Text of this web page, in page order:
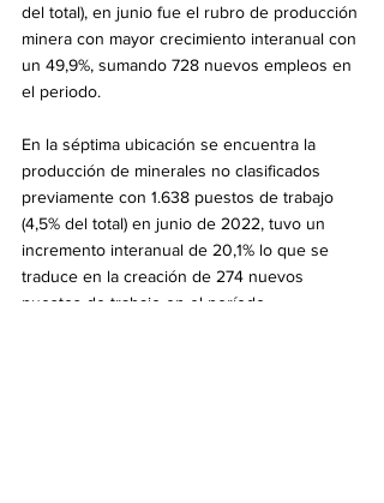
del total), en junio fue el rubro de producción
minera con mayor crecimiento interanual con
un 49,9%, sumando 728 nuevos empleos en
el periodo.
En la séptima ubicación se encuentra la
producción de minerales no clasificados
previamente con 1.638 puestos de trabajo
(4,5% del total) en junio de 2022, tuvo un
incremento interanual de 20,1% lo que se
traduce en la creación de 274 nuevos
puestos de trabajo en el período.